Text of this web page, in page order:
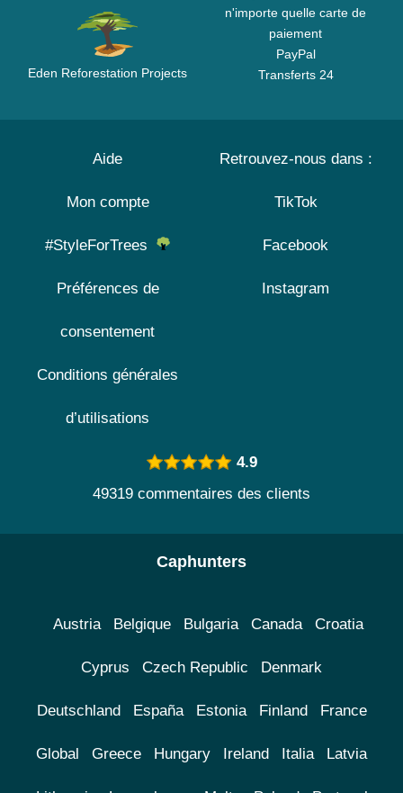
Eden Reforestation Projects
n'importe quelle carte de
paiement
PayPal
Transferts 24
Aide
Mon compte
#StyleForTrees
Préférences de
consentement
Conditions générales
d’utilisations
Retrouvez-nous dans :
TikTok
Facebook
Instagram
4.9
49319 commentaires des clients
Caphunters
Austria Belgique Bulgaria Canada Croatia
Cyprus Czech Republic Denmark
Deutschland España Estonia Finland France
Global Greece Hungary Ireland Italia Latvia